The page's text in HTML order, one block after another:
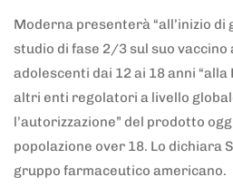
Moderna presenterà “all’inizio di
studio di fase 2/3 sul suo vaccino
adolescenti dai 12 ai 18 anni
altri enti regolatori a livello
l’autorizzazione” del prodotto
popolazione over 18. Lo dichiara
gruppo farmaceutico americano.